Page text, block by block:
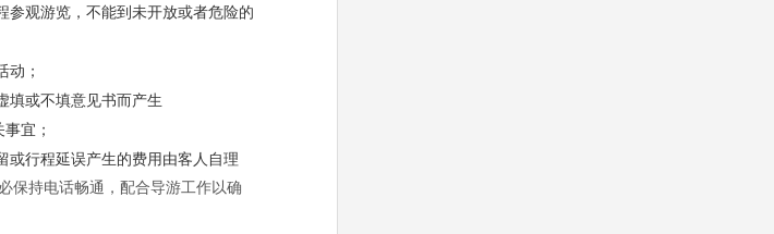
参观游览，不能到未开放或者危险的
动；
或不填意见书而产生
宜；
行程延误产生的费用 由客人自理
保持电话畅通，配合导游工作以确